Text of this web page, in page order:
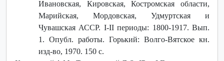
Ивановская, Кировская, Костромская области,
Марийская, Мордовская, Удмуртская и
Чувашская АССР. I-II периоды: 1800-1917. Вып.
1. Опубл. работы. Горький: Волго-Вятское кн.
изд-во, 1970. 150 с.